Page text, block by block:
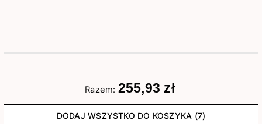
Razem: 255,93 zł
DODAJ WSZYSTKO DO KOSZYKA (7)